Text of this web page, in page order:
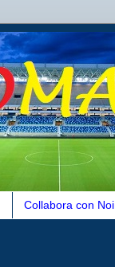
Collabora con Noi